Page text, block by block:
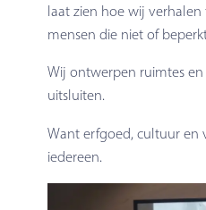
laat zien hoe wij
mensen die niet of
Wij ontwerpen ruimtes
uitsluiten.
Want erfgoed, cultuur en
iedereen.